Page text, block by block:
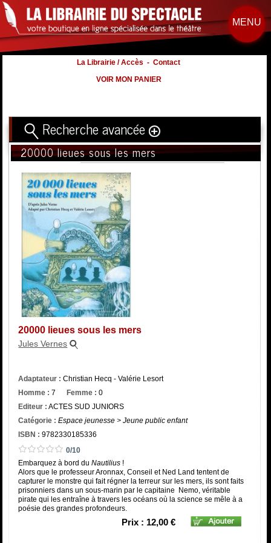
MENU
La Librairie / Accès -Contact
VOIR MON PANIER
Recherche avancée
Titre
Auteur
Éditeur
Distribution:
Nb. d'hommes :
Nb. Femmes
Nb. Enfants
à
Catégorie
20000 lieues sous les mers
20000 lieues sous les mers
Jules Vernes
Adaptateur : Christian Hecq - Valérie Lesort
Homme : 7 Femme : 0
Editeur : ACTES SUD JUNIORS
Catégorie : Espace jeunesse > Jeune public enfant
ISBN : 9782330185336
0/10
Embarquez à bord duNautilius !
Alors que le professeur Aronnax, Conseil et Ned Land tentent de
capturer le monstre qui fait régner la terreur sur les mers, ils sont faits
prisonniers dans un sous-marin par le capitaine Nemo, véritable
pirate qui les entraîne à travers les océans où la science se mêle à a
poésie des grandes profondeurs.
Prix : 12,00 €